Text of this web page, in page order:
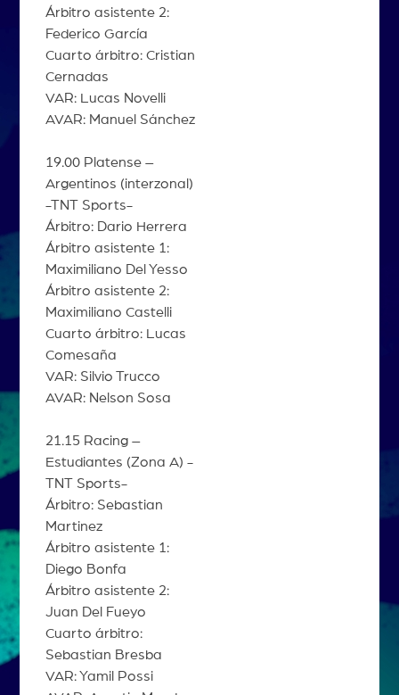
Árbitro asistente 2:
Federico García
Cuarto árbitro: Cristian
Cernadas
VAR: Lucas Novelli
AVAR: Manuel Sánchez
19.00 Platense –
Argentinos (interzonal)
-TNT Sports-
Árbitro: Dario Herrera
Árbitro asistente 1:
Maximiliano Del Yesso
Árbitro asistente 2:
Maximiliano Castelli
Cuarto árbitro: Lucas
Comesaña
VAR: Silvio Trucco
AVAR: Nelson Sosa
21.15 Racing –
Estudiantes (Zona A) -
TNT Sports-
Árbitro: Sebastian
Martinez
Árbitro asistente 1:
Diego Bonfa
Árbitro asistente 2:
Juan Del Fueyo
Cuarto árbitro:
Sebastian Bresba
VAR: Yamil Possi